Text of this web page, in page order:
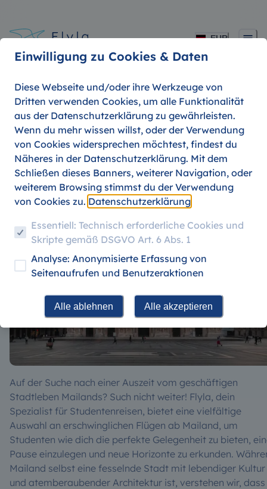
EUR
Fliege günstig von Mailand.
Auf der Suche nach einer Auszeit vom geschäftigen
Stadtleben Mailands? Such nicht weiter! Flyla, dein
Spezialist für Studentenreisen, bietet eine vielfältige
Auswahl an erschwinglichen Flügen ab Mailand, um
Studenten wie dich die perfekte Gelegenheit zu bieten,
Pause einzulegen und neue Horizonte zu erkunden.
Mailand selbst eine fesselnde Stadt mit lebendiger Kultur
und atemberaubender Architektur ist, verstehen wir, dass
Einwilligung zu Cookies & Daten
Diese Webseite und/oder ihre Werkzeuge von
Dritten verwenden Cookies, um alle Funktionalität
aus der Datenschutzerklärung zu gewährleisten.
Wenn du mehr wissen willst, oder der Verwendung
von Cookies widersprechen möchtest, findest du
Näheres in der Datenschutzerklärung. Mit dem
Schließen dieses Banners, weiterer Navigation, oder
weiterem Browsing stimmst du der Verwendung
von Cookies zu. Datenschutzerklärung
Essentiell: Technisch erforderliche Cookies und
Skripte gemäß DSGVO Art. 6 Abs. 1
Analyse: Anonymisierte Erfassung von
Seitenaufrufen und Benutzeraktionen
Alle ablehnen Alle akzeptieren